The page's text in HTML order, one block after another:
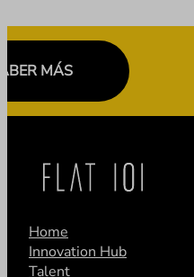
Home
Innovation Hub
Talent